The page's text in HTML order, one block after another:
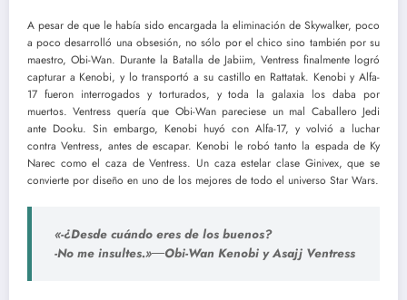
A pesar de que le había sido encargada la eliminación de Skywalker, poco
a poco desarrolló una obsesión, no sólo por el chico sino también por su
maestro, Obi-Wan. Durante la Batalla de Jabiim, Ventress finalmente logró
capturar a Kenobi, y lo transportó a su castillo en Rattatak. Kenobi y Alfa-
17 fueron interrogados y torturados, y toda la galaxia los daba por
muertos. Ventress quería que Obi-Wan pareciese un mal Caballero Jedi
ante Dooku. Sin embargo, Kenobi huyó con Alfa-17, y volvió a luchar
contra Ventress, antes de escapar. Kenobi le robó tanto la espada de Ky
Narec como el caza de Ventress. Un caza estelar clase Ginivex, que se
convierte por diseño en uno de los mejores de todo el universo Star Wars.
«-¿Desde cuándo eres de los buenos?
-No me insultes.»―Obi-Wan Kenobi y Asajj Ventress